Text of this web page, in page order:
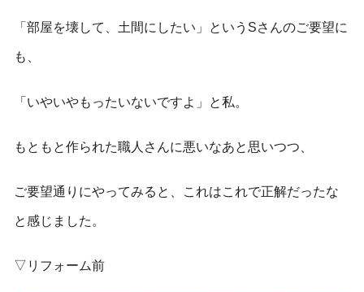
「部屋を壊して、土間にしたい」というSさんのご要望に
も、
「いやいやもったいないですよ」と私。
もともと作られた職人さんに悪いなあと思いつつ、
ご要望通りにやってみると、これはこれで正解だったな
と感じました。
▽リフォーム前